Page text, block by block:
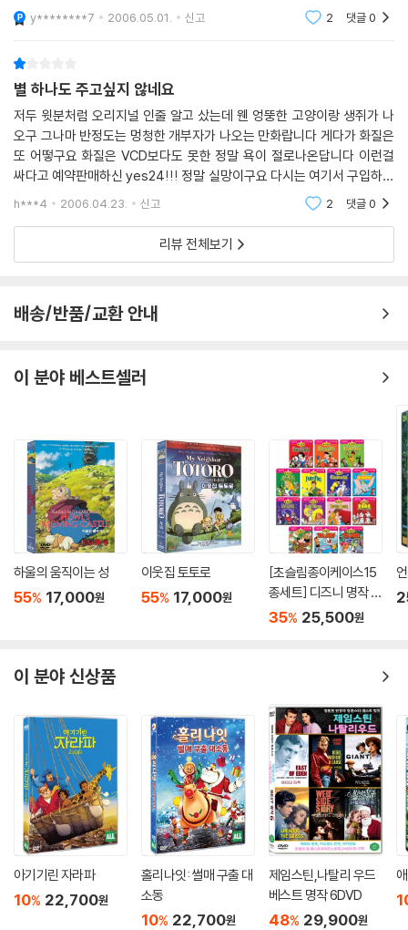
[신 톰과제리 - 제리훗과 친구들]
2.느림보 안토니오
3.거리위의 타이크
4.터미네이터 드루피
5.곤히자는 드루피
6.지구를 떠나고 싶어
7.에어로빅 체육관
11.천하무적 몰 마우스
[신 톰과제리 - 레슬링은 싫어]
1.레슬링은 싫어
3.순진한 크라이드
4.드루피와 줄리엣
7.고양이 선발 대회
8.신나는 눈싸움
9.푸들 인형의 비밀
10.밀림의 왕자 제리
11.우주 강아지들
12.맥 울프의 탈옥
~ y********7 2006.05.01. 신고 2 댓글0
별 하나도 주고싶지 않네요
저두 윗분처럼 오리지널 인줄 알고 샀는데 웬 엉뚱한 고양이랑 생쥐가 나
오구 그나마 반정도는 멍청한 개부자가 나오는 만화랍니다 게다가 화질은
또 어떻구요 화질은 VCD보다도 못한 정말 욕이 절로나온답니다 이런걸
싸다고 예약판매하신 yes24!!! 정말 실망이구요 다시는 여기서 구입하고
싶지 않을정도라구요!!! 각성하시지요
h***4 2006.04.23. 신고 2 댓글0
리뷰 전체보기
배송/반품/교환 안내
이 분야 베스트셀러
하울의 움직이는 성
55% 17,000원
이웃집 토토로
55% 17,000원
[초슬림종이케이스15
종세트] 디즈니 명작 1
5종 세트
35% 25,500원
이 분야 신상품
아기기린 자라파
10% 22,700원
홀리나잇: 썰매 구출 대
소동
10% 22,700원
제임스틴,나탈리 우드
베스트 명작 6DVD
48% 29,900원